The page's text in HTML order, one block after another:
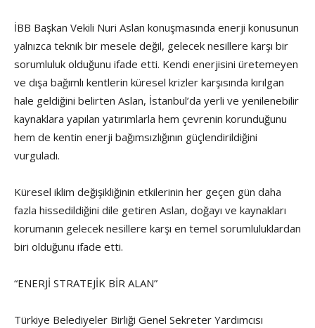
İBB Başkan Vekili Nuri Aslan konuşmasında enerji konusunun
yalnızca teknik bir mesele değil, gelecek nesillere karşı bir
sorumluluk olduğunu ifade etti. Kendi enerjisini üretemeyen
ve dışa bağımlı kentlerin küresel krizler karşısında kırılgan
hale geldiğini belirten Aslan, İstanbul’da yerli ve yenilenebilir
kaynaklara yapılan yatırımlarla hem çevrenin korunduğunu
hem de kentin enerji bağımsızlığının güçlendirildiğini
vurguladı.
Küresel iklim değişikliğinin etkilerinin her geçen gün daha
fazla hissedildiğini dile getiren Aslan, doğayı ve kaynakları
korumanın gelecek nesillere karşı en temel sorumluluklardan
biri olduğunu ifade etti.
“ENERJİ STRATEJİK BİR ALAN”
Türkiye Belediyeler Birliği Genel Sekreter Yardımcısı